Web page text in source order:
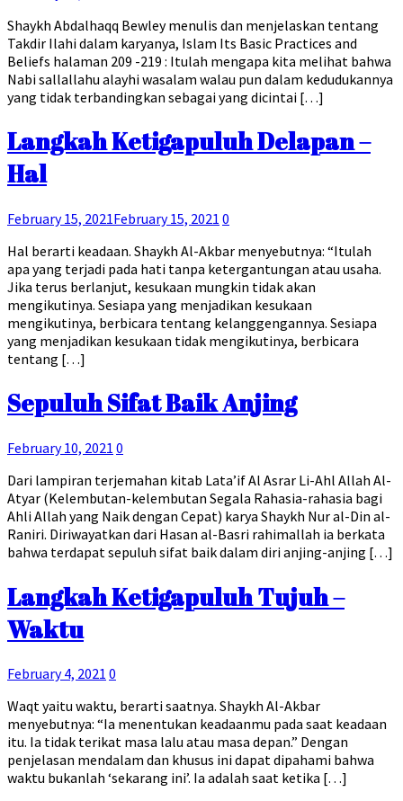
Shaykh Abdalhaqq Bewley menulis dan menjelaskan tentang
Takdir Ilahi dalam karyanya, Islam Its Basic Practices and
Beliefs halaman 209 -219 : Itulah mengapa kita melihat bahwa
Nabi sallallahu alayhi wasalam walau pun dalam kedudukannya
yang tidak terbandingkan sebagai yang dicintai […]
Langkah Ketigapuluh Delapan –
Hal
February 15, 2021February 15, 2021 0
Hal berarti keadaan. Shaykh Al-Akbar menyebutnya: “Itulah
apa yang terjadi pada hati tanpa ketergantungan atau usaha.
Jika terus berlanjut, kesukaan mungkin tidak akan
mengikutinya. Sesiapa yang menjadikan kesukaan
mengikutinya, berbicara tentang kelanggengannya. Sesiapa
yang menjadikan kesukaan tidak mengikutinya, berbicara
tentang […]
Sepuluh Sifat Baik Anjing
February 10, 2021 0
Dari lampiran terjemahan kitab Lata’if Al Asrar Li-Ahl Allah Al-
Atyar (Kelembutan-kelembutan Segala Rahasia-rahasia bagi
Ahli Allah yang Naik dengan Cepat) karya Shaykh Nur al-Din al-
Raniri. Diriwayatkan dari Hasan al-Basri rahimallah ia berkata
bahwa terdapat sepuluh sifat baik dalam diri anjing-anjing […]
Langkah Ketigapuluh Tujuh –
Waktu
February 4, 2021 0
Waqt yaitu waktu, berarti saatnya. Shaykh Al-Akbar
menyebutnya: “Ia menentukan keadaanmu pada saat keadaan
itu. Ia tidak terikat masa lalu atau masa depan.” Dengan
penjelasan mendalam dan khusus ini dapat dipahami bahwa
waktu bukanlah ‘sekarang ini’. Ia adalah saat ketika […]